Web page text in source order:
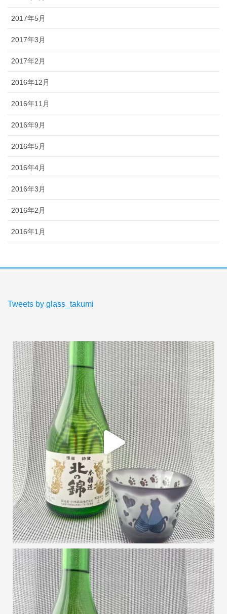
2017年5月
2017年3月
2017年2月
2016年12月
2016年11月
2016年9月
2016年5月
2016年4月
2016年3月
2016年2月
2016年1月
Tweets by glass_takumi